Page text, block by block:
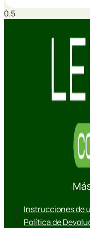
Instrucciones de
Política de